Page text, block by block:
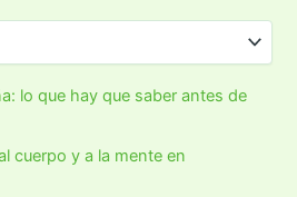
lo que hay que saber antes de
cuerpo y a la mente en